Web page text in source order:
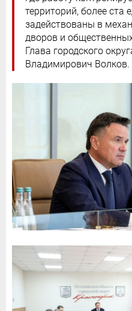
территорий, более ста
задействованы в
дворов и
Глава городского
Владимирович Волков.